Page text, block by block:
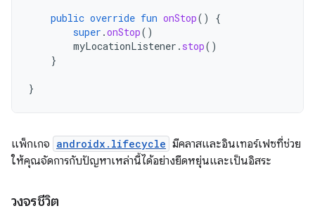
public override fun onStop()
{
super .onStop()
myLocationListener . stop()
}
}
แพ็กเกจ androidx.lifecycle มีคลาสและอินเทอร์เฟซที่ช่วย
ให้คุณจัดการกับปัญหาเหล่านี้ได้อย่างยืดหยุ่นและเป็นอิสระ
วงจรชีวิต